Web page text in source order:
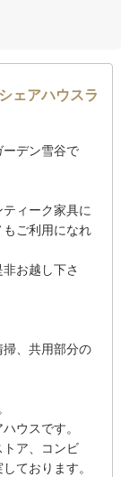
ェアハウスラ
ーデン雪谷で
ィーク家具に
もご利用になれ
お越し下さ
、共用部分の
ウスです。
トア、コンビ
ております。